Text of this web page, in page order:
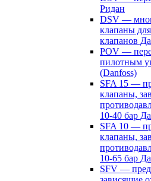
Ридан
DSV —
клапаны
клапанов
POV —
пилотным
(Danfoss)
SFA 15 —
клапаны,
10-40 бар
SFA 10 —
клапаны,
10-65 бар
SFV —